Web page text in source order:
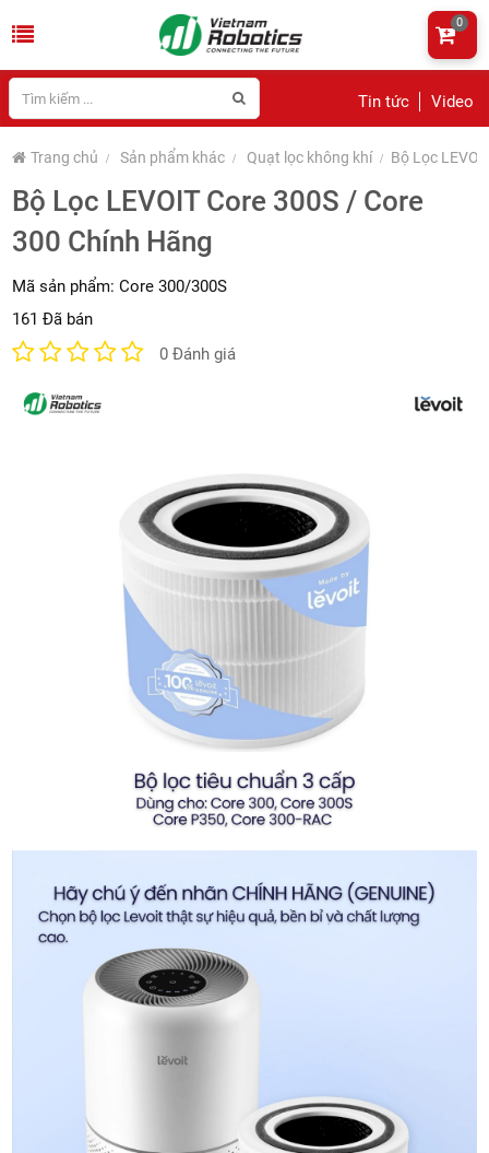
Tin tức Video
0
Trang chủ Sản phẩm khác Quạt lọc không khí Bộ Lọc
Bộ Lọc LEVOIT Core 300S / Core
300 Chính Hãng
Mã sản phẩm:Core 300/300S
161 Đã bán
0 Đánh giá